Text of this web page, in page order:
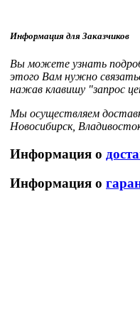
Информация для Заказчиков
Вы можете узнать
этого Вам нужно
нажав клавишу "запрос
Мы осуществляем
Новосибирск,
Информация о
Информация о